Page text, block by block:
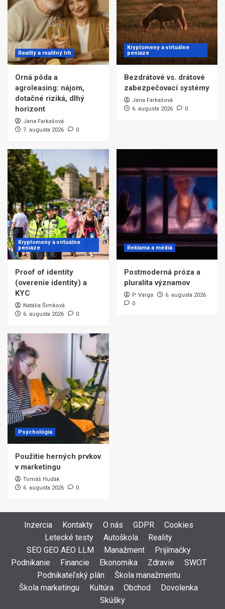
Reality a realitný trh
Orná pôda a
agroleasing: nájom,
dotačné riziká, dlhý
horizont
Jana Farkašová
7. augusta 2026
0
Kryptomeny a virtuálne
peniaze
Bezdrátové vs. drátové
zabezpečovací systémy
Jana Farkašová
6. augusta 2026
0
Kryptomeny a virtuálne
peniaze
Proof of identity
(overenie identity) a
KYC
Natália Šimková
6. augusta 2026
0
Reklama a médiá
Postmoderná próza a
pluralita významov
P. Varga
6. augusta 2026
0
Psychológia
Použitie herných prvkov
v marketingu
Tomáš Hudák
6. augusta 2026
0
Inzercia Kontakty O nás GDPR
Cookies
Letecké testy
Autoškola
Reality
SEO GEO AEO LLM
Manažment
Prijímačky
Podnikanie
Financie Ekonomika Zdravie
SWOT
Podnikateľský plán
Škola manažmentu
Škola marketingu
Kultúra Obchod
Dovolenka
Skúšky